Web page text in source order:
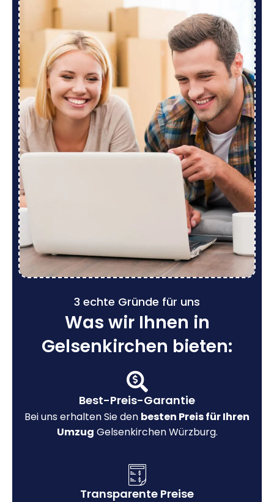
3 echte Gründe für uns
Was wir Ihnen in
Gelsenkirchen bieten:
Best-Preis-Garantie
Bei uns erhalten Sie den besten Preis für Ihren
Umzug Gelsenkirchen Würzburg.
Transparente Preise